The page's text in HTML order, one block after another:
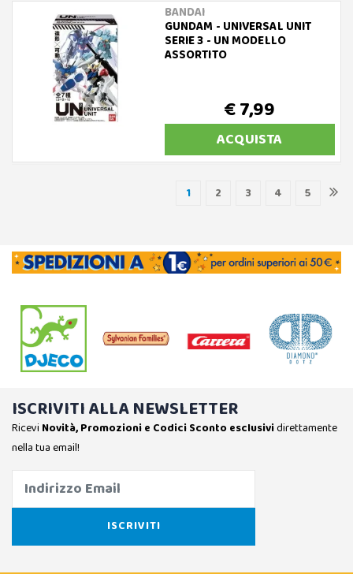
BANDAI
GUNDAM - UNIVERSAL UNIT
SERIE 3 - UN MODELLO
ASSORTITO
€ 7,99
ACQUISTA
1 2 3 4 5
ISCRIVITI ALLA NEWSLETTER
Ricevi Novità, Promozioni e Codici Sconto esclusividirettamente
nella tua email!